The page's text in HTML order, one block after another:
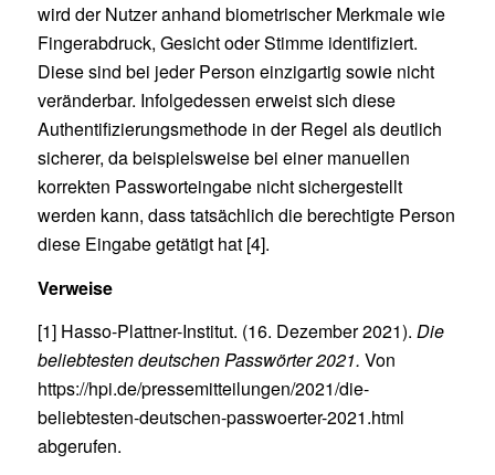
wird der Nutzer anhand biometrischer Merkmale wie
Fingerabdruck, Gesicht oder Stimme identifiziert.
Diese sind bei jeder Person einzigartig sowie nicht
veränderbar. Infolgedessen erweist sich diese
Authentifizierungsmethode in der Regel als deutlich
sicherer, da beispielsweise bei einer manuellen
korrekten Passworteingabe nicht sichergestellt
werden kann, dass tatsächlich die berechtigte Person
diese Eingabe getätigt hat [4].
Verweise
[1] Hasso-Plattner-Institut. (16. Dezember 2021). Die
beliebtesten deutschen Passwörter 2021. Von
https://hpi.de/pressemitteilungen/2021/die-
beliebtesten-deutschen-passwoerter-2021.html
abgerufen.